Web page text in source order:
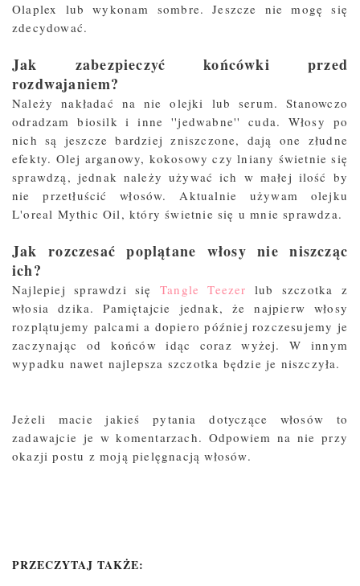
Olaplex lub wykonam sombre. Jeszcze nie mogę się
zdecydować.
Jak zabezpieczyć końcówki przed
rozdwajaniem?
Należy nakładać na nie olejki lub serum. Stanowczo
odradzam biosilk i inne ''jedwabne'' cuda. Włosy po
nich są jeszcze bardziej zniszczone, dają one złudne
efekty. Olej arganowy, kokosowy czy lniany świetnie się
sprawdzą, jednak należy używać ich w małej ilość by
nie przetłuścić włosów. Aktualnie używam olejku
L'oreal Mythic Oil, który świetnie się u mnie sprawdza.
Jak rozczesać poplątane włosy nie niszcząc
ich?
Najlepiej sprawdzi się Tangle Teezer lub szczotka z
włosia dzika. Pamiętajcie jednak, że najpierw włosy
rozplątujemy palcami a dopiero później rozczesujemy je
zaczynając od końców idąc coraz wyżej. W innym
wypadku nawet najlepsza szczotka będzie je niszczyła.
Jeżeli macie jakieś pytania dotyczące włosów to
zadawajcie je w komentarzach. Odpowiem na nie przy
okazji postu z moją pielęgnacją włosów.
PRZECZYTAJ TAKŻE: